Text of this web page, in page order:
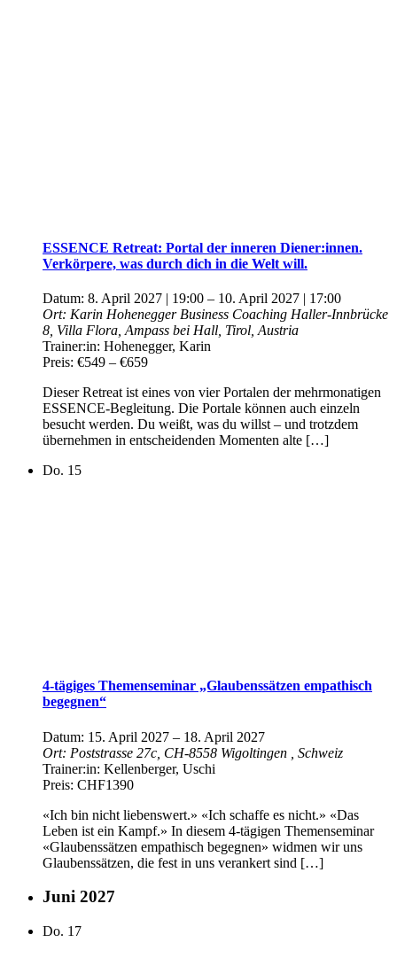
ESSENCE Retreat: Portal der inneren Diener:innen.
Verkörpere, was durch dich in die Welt will.
Datum: 8. April 2027 | 19:00 – 10. April 2027 | 17:00
Ort: Karin Hohenegger Business Coaching Haller-Innbrücke
8, Villa Flora, Ampass bei Hall, Tirol, Austria
Trainer:in: Hohenegger, Karin
Preis: €549 – €659
Dieser Retreat ist eines von vier Portalen der mehrmonatigen
ESSENCE-Begleitung. Die Portale können auch einzeln
besucht werden. Du weißt, was du willst – und trotzdem
übernehmen in entscheidenden Momenten alte […]
Do. 15
4-tägiges Themenseminar „Glaubenssätzen empathisch
begegnen“
Datum: 15. April 2027 – 18. April 2027
Ort: Poststrasse 27c, CH-8558 Wigoltingen
, Schweiz
Trainer:in: Kellenberger, Uschi
Preis: CHF1390
«Ich bin nicht liebenswert.» «Ich schaffe es nicht.» «Das
Leben ist ein Kampf.» In diesem 4-tägigen Themenseminar
«Glaubenssätzen empathisch begegnen» widmen wir uns
Glaubenssätzen, die fest in uns verankert sind […]
Juni 2027
Do. 17